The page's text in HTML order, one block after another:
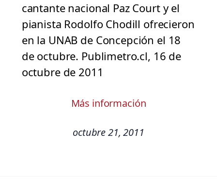
cantante nacional Paz Court y el
pianista Rodolfo Chodill ofrecieron
en la UNAB de Concepción el 18
de octubre. Publimetro.cl, 16 de
octubre de 2011
Más información
octubre 21, 2011